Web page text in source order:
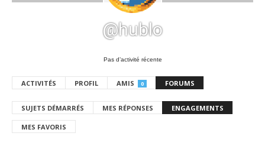
@hublo
Pas d’activité récente
ACTIVITÉS PROFIL AMIS 0 FORUMS
SUJETS DÉMARRÉS MES RÉPONSES ENGAGEMENTS
MES FAVORIS